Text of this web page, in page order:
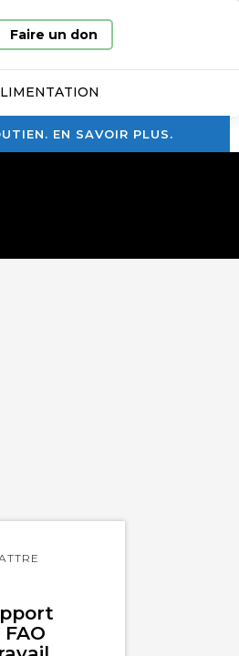
EN SAVOIR PLUS.
Faire un don